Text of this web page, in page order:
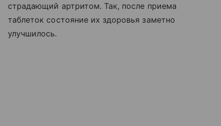
страдающий артритом. Так, после приема
таблеток состояние их здоровья заметно
улучшилось.